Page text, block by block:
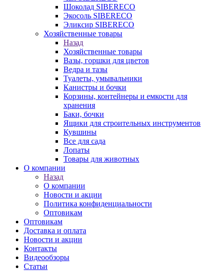
Шоколад SIBERECO
Экосоль SIBERECO
Эликсир SIBERECO
Хозяйственные товары
Назад
Хозяйственные товары
Вазы, горшки для цветов
Ведра и тазы
Туалеты, умывальники
Канистры и бочки
Корзины, контейнеры и емкости для
хранения
Баки, бочки
Ящики для строительных инструментов
Кувшины
Все для сада
Лопаты
Товары для животных
О компании
Назад
О компании
Новости и акции
Политика конфиденциальности
Оптовикам
Оптовикам
Доставка и оплата
Новости и акции
Контакты
Видеообзоры
Статьи